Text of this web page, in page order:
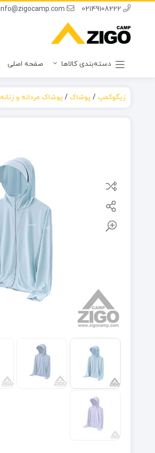
02149108222
info@zigocamp.com
دسته‌بندی کالاها صفحه اصلی
زیگوکمپ/ پوشاک/ پوشاک مردانه و زنانه